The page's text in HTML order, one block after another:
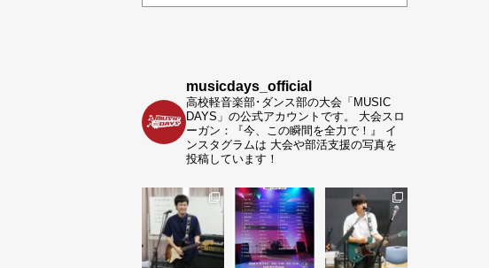
musicdays_official
高校軽音楽部･ダンス部の大会「MUSIC
DAYS」の公式アカウントです。
大会スロ
ーガン：『今、この瞬間を全力で！』
イ
ンスタグラムは 大会や部活支援の写真を
投稿しています！